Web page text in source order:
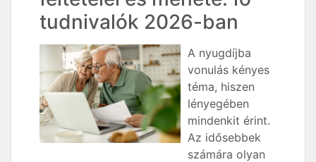
tudnivalók 2026-ban
A nyugdíjba
vonulás kényes
téma, hiszen
lényegében
mindenkit érint.
Az idősebbek
számára olyan